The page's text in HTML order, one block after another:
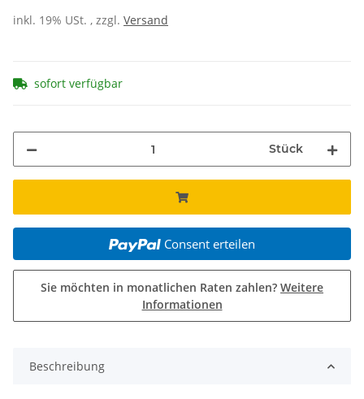
inkl. 19% USt. , zzgl. Versand
sofort verfügbar
Stück
Consent erteilen
Sie möchten in monatlichen Raten zahlen? Weitere
Informationen
Beschreibung